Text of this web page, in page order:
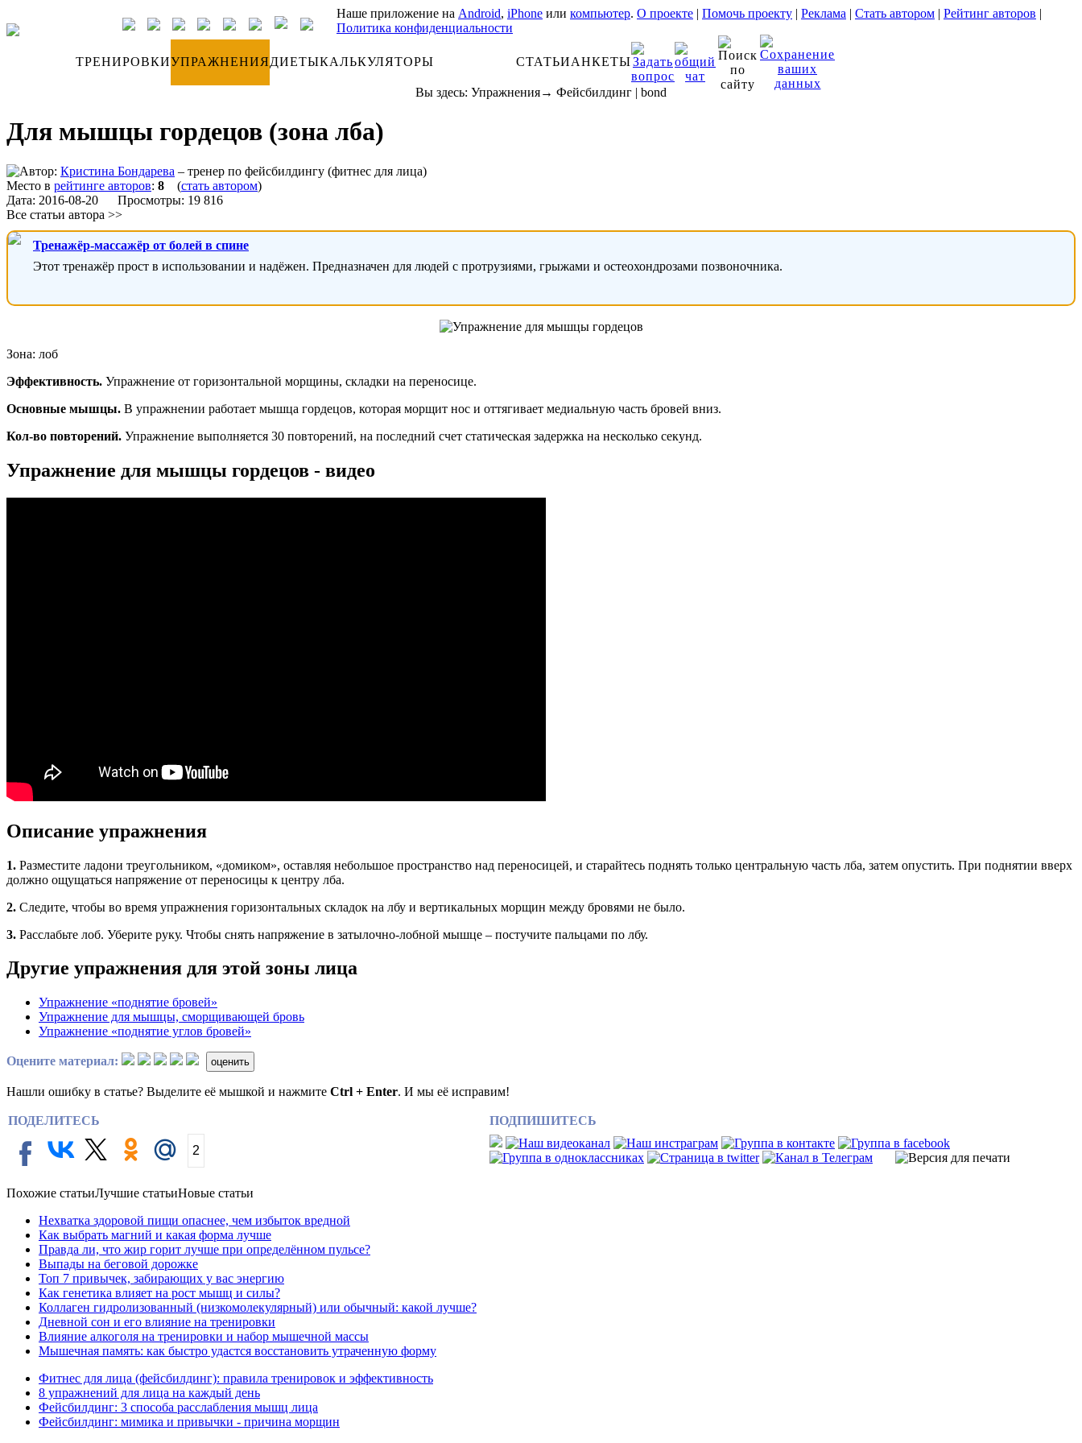
Наше приложение на Android, iPhone или компьютер. О проекте | Помочь проекту | Реклама | Стать автором | Рейтинг авторов |
Политика конфиденциальности
ТРЕНИРОВКИУПРАЖНЕНИЯДИЕТЫКАЛЬКУЛЯТОРЫ СТАТЬИАНКЕТЫ
Вы здесь: Упражнения→ Фейсбилдинг | bond
Для мышцы гордецов (зона лба)
Автор: Кристина Бондарева – тренер по фейсбилдингу (фитнес для лица)
Место в рейтинге авторов: 8 (стать автором)
Дата: 2016-08-20 Просмотры: 19 816
Все статьи автора >>
Тренажёр-массажёр от болей в спине
Этот тренажёр прост в использовании и надёжен. Предназначен для людей с протрузиями, грыжами и остеохондрозами позвоночника.
Зона: лоб
Эффективность. Упражнение от горизонтальной морщины, складки на переносице.
Основные мышцы. В упражнении работает мышца гордецов, которая морщит нос и оттягивает медиальную часть бровей вниз.
Кол-во повторений. Упражнение выполняется 30 повторений, на последний счет статическая задержка на несколько секунд.
Упражнение для мышцы гордецов - видео
Описание упражнения
1. Разместите ладони треугольником, «домиком», оставляя небольшое пространство над переносицей, и старайтесь поднять только центральную часть лба, затем опустить. При поднятии вверх
должно ощущаться напряжение от переносицы к центру лба.
2. Следите, чтобы во время упражнения горизонтальных складок на лбу и вертикальных морщин между бровями не было.
3. Расслабьте лоб. Уберите руку. Чтобы снять напряжение в затылочно-лобной мышце – постучите пальцами по лбу.
Другие упражнения для этой зоны лица
Упражнение «поднятие бровей»
Упражнение для мышцы, сморщивающей бровь
Упражнение «поднятие углов бровей»
Оцените материал: оценить
Нашли ошибку в статье? Выделите её мышкой и нажмите Ctrl + Enter. И мы её исправим!
ПОДЕЛИТЕСЬ ПОДПИШИТЕСЬ
2
Похожие статьиЛучшие статьиНовые статьи
Нехватка здоровой пищи опаснее, чем избыток вредной
Как выбрать магний и какая форма лучше
Правда ли, что жир горит лучше при определённом пульсе?
Выпады на беговой дорожке
Топ 7 привычек, забирающих у вас энергию
Как генетика влияет на рост мышц и силы?
Коллаген гидролизованный (низкомолекулярный) или обычный: какой лучше?
Дневной сон и его влияние на тренировки
Влияние алкоголя на тренировки и набор мышечной массы
Мышечная память: как быстро удастся восстановить утраченную форму
Фитнес для лица (фейсбилдинг): правила тренировок и эффективность
8 упражнений для лица на каждый день
Фейсбилдинг: 3 способа расслабления мышц лица
Фейсбилдинг: мимика и привычки - причина морщин